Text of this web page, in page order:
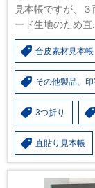
見本帳ですが、
ード生地のため直
合皮素材見本帳
その他製品、
3つ折り
直貼り見本帳